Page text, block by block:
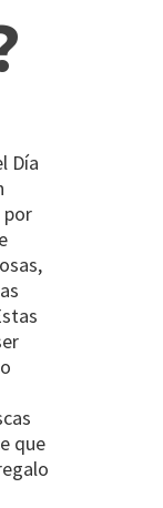
Día
que